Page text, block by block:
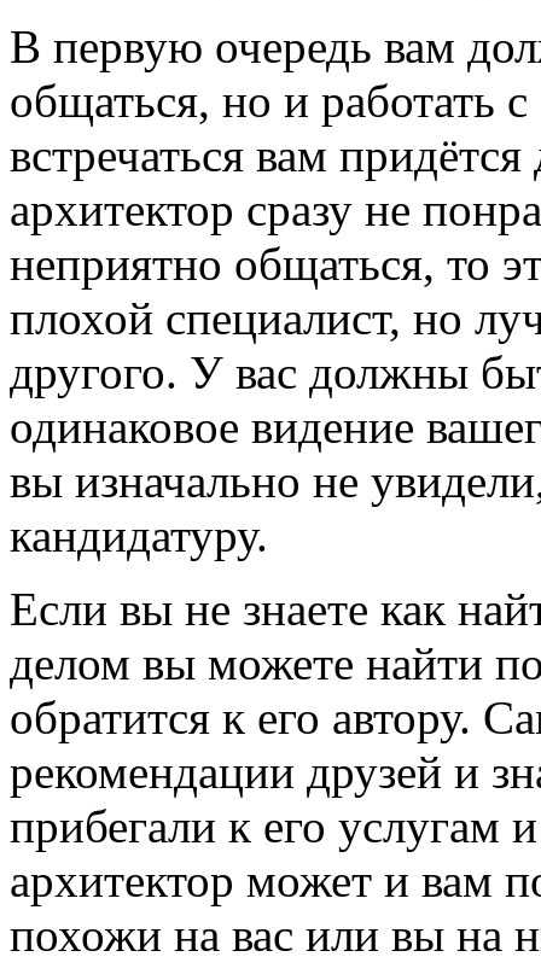
В первую очередь вам
общаться, но и работать
встречаться вам
архитектор сразу не
неприятно общаться, то
плохой специалист, но
другого. У вас должны
одинаковое видение
вы изначально не
кандидатуру.
Если вы не знаете как
делом вы можете найти
обратится к его автору.
рекомендации друзей и
прибегали к его услугам
архитектор может и вам
похожи на вас или вы на